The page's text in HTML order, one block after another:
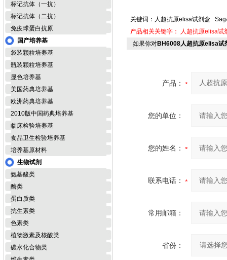
标记抗体（一抗）
标记抗体（二抗）
免疫球蛋白抗原
国产培养基
袋装颗粒培养基
瓶装颗粒培养基
显色培养基
美国药典培养基
欧洲药典培养基
2010版中国药典培养基
临床检验培养基
食品卫生检验培养基
培养基原材料
生物试剂
氨基酸类
酶类
蛋白质类
抗生素类
色素类
植物激素及核酸类
碳水化合物类
关键词：人超抗原elisa试剂盒 Sag
产品相关关键字：
人超抗原elisa试
如果你对BH6008人超抗原elisa试
产品：
您的单位：
您的姓名：
联系电话：
常用邮箱：
省份：